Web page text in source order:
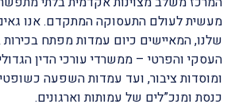
מעשית לעולם התעסוקה המתקדם. אנו
שלנו, המאיישים כיום עמדות מפתח בכירות
העסקי והפרטי – ממשרדי עורכי הדין
ומוסדות ציבור, ועד עמדות השפעה
כנסת ומנכ”לים של עמותות וארגונים.